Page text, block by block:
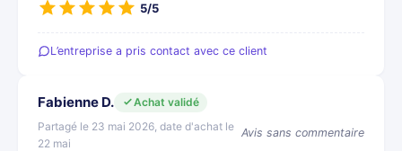
5/5
L’entreprise a pris contact avec ce client
Fabienne D.
Achat validé
Partagé le 23 mai 2026, date d'achat le
22 mai
Avis sans commentaire